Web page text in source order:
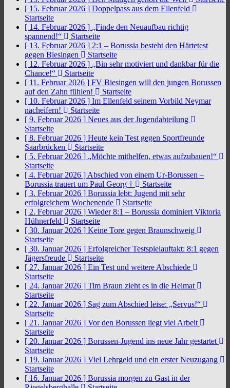
[ 15. Februar 2026 ] Doppelpass aus dem Ellenfeld
Startseite
[ 14. Februar 2026 ] „Finde den Neuaufbau richtig
spannend!“
Startseite
[ 13. Februar 2026 ] 2:1 – Borussia besteht den Härtetest
gegen Biesingen
Startseite
[ 12. Februar 2026 ] „Bin sehr motiviert und dankbar für die
Chance!“
Startseite
[ 11. Februar 2026 ] FV Biesingen will den jungen Borussen
auf den Zahn fühlen!
Startseite
[ 10. Februar 2026 ] Im Ellenfeld seinem Vorbild Neymar
nacheifern!
Startseite
[ 9. Februar 2026 ] Neues aus der Jugendabteilung
Startseite
[ 8. Februar 2026 ] Heute kein Test gegen Sportfreunde
Saarbrücken
Startseite
[ 5. Februar 2026 ] „Möchte mithelfen, etwas aufzubauen!“
Startseite
[ 4. Februar 2026 ] Abschied von einem Ur-Borussen –
Borussia trauert um Paul Georg †
Startseite
[ 3. Februar 2026 ] Borussia lebt: Jugend mit sehr
erfolgreichem Wochenende
Startseite
[ 2. Februar 2026 ] Wieder 8:1 – Borussia dominiert Viktoria
Hühnerfeld
Startseite
[ 30. Januar 2026 ] Keine Tore gegen Braunschweig
Startseite
[ 30. Januar 2026 ] Erfolgreicher Testspielauftakt: 8:1 gegen
Jägersfreude
Startseite
[ 27. Januar 2026 ] Ein Test und weitere Abschiede
Startseite
[ 24. Januar 2026 ] Tim Braun zieht es in die Heimat
Startseite
[ 22. Januar 2026 ] Sag zum Abschied leise: „Servus!“
Startseite
[ 21. Januar 2026 ] Vor den Borussen liegt viel Arbeit
Startseite
[ 20. Januar 2026 ] Borussen-Jugend ins neue Jahr gestartet
Startseite
[ 19. Januar 2026 ] Viel Lehrgeld und ein erster Neuzugang
Startseite
[ 16. Januar 2026 ] Borussia morgen zu Gast in der